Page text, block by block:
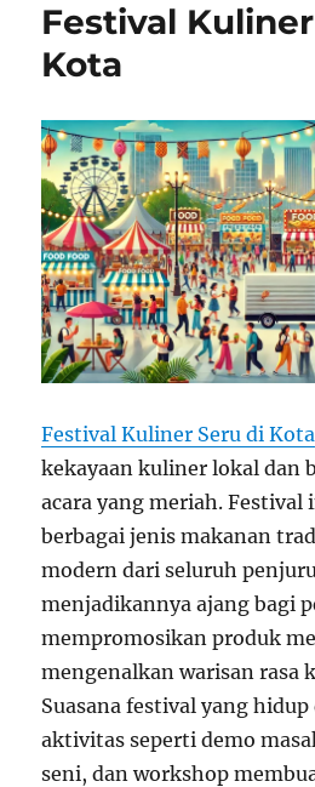
Festival
Kota
Festival Kuliner Seru di Kota
kekayaan kuliner lokal dan
acara yang meriah.
berbagai jenis makanan
modern dari seluruh
menjadikannya ajang bagi
mempromosikan produk
mengenalkan warisan rasa
Suasana festival yang
aktivitas seperti demo
seni, dan workshop